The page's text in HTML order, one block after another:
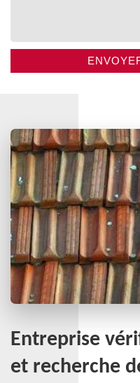
Entreprise
et recherche